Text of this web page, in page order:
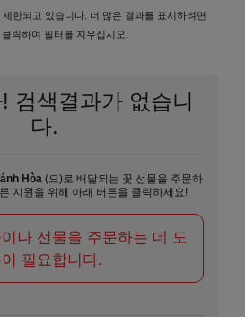
한되고 있습니다. 더 많은 결과를 표시하려면
릭하여 필터를 지우십시오.
검색결과가 없습니
다.
Hòa (으)로 배달되는 꽃 선물을 주문하
지원을 위해 아래 버튼을 클릭하세요!
나 선물을 주문하는 데 도
필요합니다.